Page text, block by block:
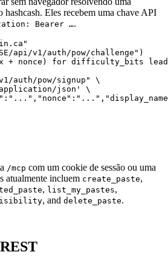
hashcash. Eles recebem uma chave API
Bearer ….
api/v1/auth/pow/challenge")
+ nonce) for difficulty_bits
auth/pow/signup" \
json' \
/mcp com um cookie de sessão ou uma
atualmente incluem create_paste,
, list_my_pastes,
, and delete_paste.